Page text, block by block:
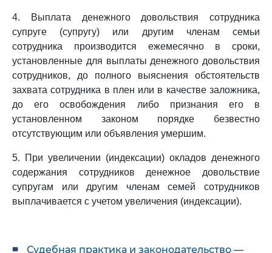
4. Выплата денежного довольствия сотрудника
супруге (супругу) или другим членам семьи
сотрудника производится ежемесячно в сроки,
установленные для выплаты денежного довольствия
сотрудников, до полного выяснения обстоятельств
захвата сотрудника в плен или в качестве заложника,
до его освобождения либо признания его в
установленном законом порядке безвестно
отсутствующим или объявления умершим.
5. При увеличении (индексации) окладов денежного
содержания сотрудников денежное довольствие
супругам или другим членам семей сотрудников
выплачивается с учетом увеличения (индексации).
Судебная практика и законодательство —